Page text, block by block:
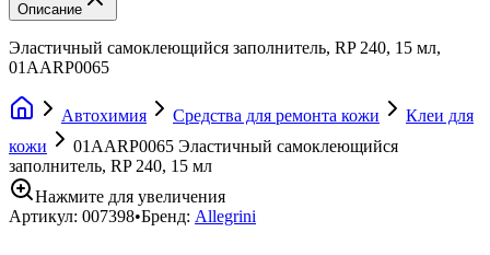
Описание
Эластичный самоклеющийся заполнитель, RP 240, 15 мл,
01AARP0065
Автохимия Средства для ремонта кожи
Клеи для
кожи
01AARP0065 Эластичный самоклеющийся
заполнитель, RP 240, 15 мл
Нажмите для увеличения
Артикул: 007398•Бренд: Allegrini